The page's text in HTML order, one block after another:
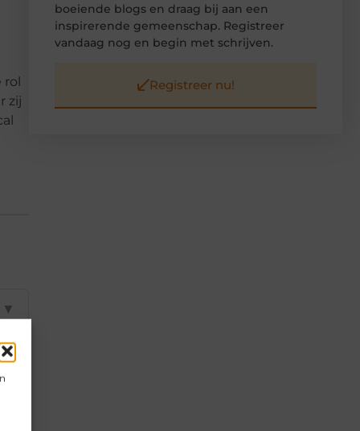
rol
zij
▼
▼
boeiende blogs en draag bij aan een
inspirerende gemeenschap. Registreer
vandaag nog en begin met schrijven.
Registreer nu!